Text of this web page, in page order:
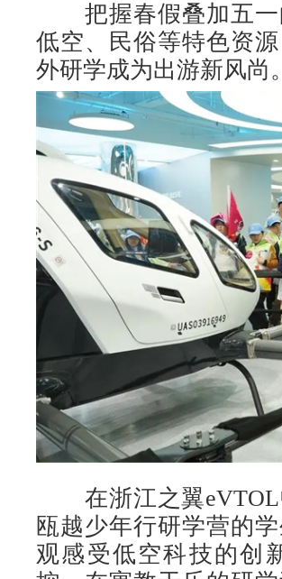
把握春假叠加五一
低空、民俗等特色资
外研学成为出游新风尚。
在浙江之翼eVTOL
瓯越少年行研学营的
观感受低空科技的创